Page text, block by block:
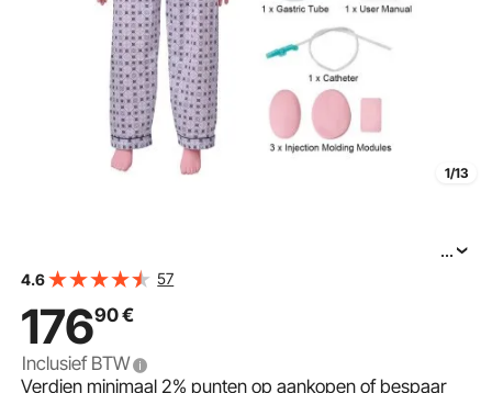
1/13
VEVOR man verpleegpop patiëntenzorg simulator
...
4.6 57
17690€
Inclusief BTW
Verdien minimaal2% punten op aankopen of bespaar